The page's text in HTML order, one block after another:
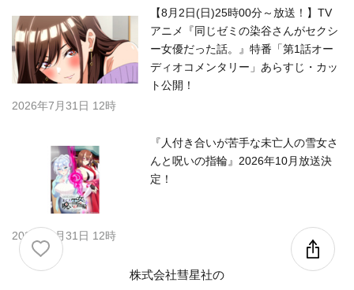
【8月2日(日)25時00分～放送！】TV
アニメ『同じゼミの染谷さんがセクシ
ー女優だった話。』特番「第1話オー
ディオコメンタリー」あらすじ・カッ
ト公開！
2026年7月31日 12時
『人付き合いが苦手な未亡人の雪女さ
んと呪いの指輪』2026年10月放送決
定！
2026年7月31日 12時
株式会社彗星社の